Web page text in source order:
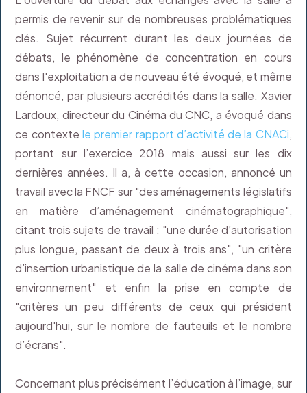
permis de revenir sur de nombreuses problématiques
clés. Sujet récurrent durant les deux journées de
débats, le phénomène de concentration en cours
dans l'exploitation a de nouveau été évoqué, et même
dénoncé, par plusieurs accrédités dans la salle. Xavier
Lardoux, directeur du Cinéma du CNC, a évoqué dans
ce contexte le premier rapport d’activité de la CNACi,
portant sur l’exercice 2018 mais aussi sur les dix
dernières années. Il a, à cette occasion, annoncé un
travail avec la FNCF sur "des aménagements législatifs
en matière d’aménagement cinématographique",
citant trois sujets de travail : "une durée d’autorisation
plus longue, passant de deux à trois ans", "un critère
d’insertion urbanistique de la salle de cinéma dans son
environnement" et enfin la prise en compte de
"critères un peu différents de ceux qui président
aujourd'hui, sur le nombre de fauteuils et le nombre
d’écrans".
Concernant plus précisément l’éducation à l’image, sur